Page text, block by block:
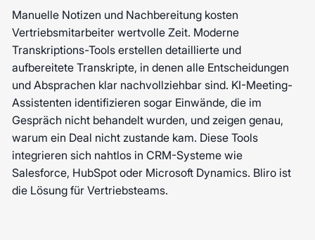
Manuelle Notizen und Nachbereitung kosten
Vertriebsmitarbeiter wertvolle Zeit. Moderne
Transkriptions-Tools erstellen detaillierte und
aufbereitete Transkripte, in denen alle Entscheidungen
und Absprachen klar nachvollziehbar sind. KI-Meeting-
Assistenten identifizieren sogar Einwände, die im
Gespräch nicht behandelt wurden, und zeigen genau,
warum ein Deal nicht zustande kam. Diese Tools
integrieren sich nahtlos in CRM-Systeme wie
Salesforce, HubSpot oder Microsoft Dynamics. Bliro ist
die Lösung für Vertriebsteams.